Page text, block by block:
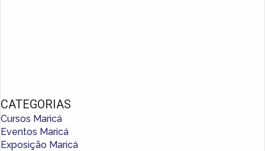
CATEGORIAS
Cursos Maricá
Eventos Maricá
Exposição Maricá